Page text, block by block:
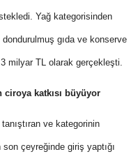
Yağ kategorisinden
gıda ve konserve
milyar TL olarak gerçekleşti.
katkısı büyüyor
ve kategorinin
çeyreğinde giriş yaptığı